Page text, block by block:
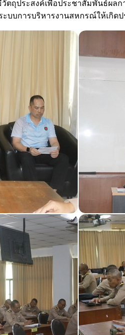
ตถุประสงค์เพื่อประชาสัมพันธ์ผล
บบการบริหารงานสหกรณ์ให้เกิด